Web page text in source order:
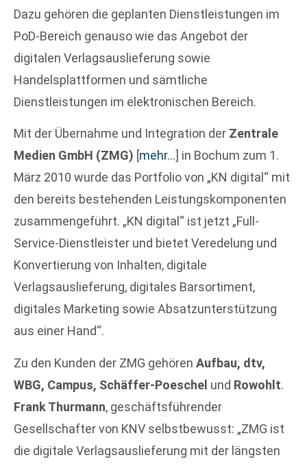
Dazu gehören die geplanten Dienstleistungen im
PoD-Bereich genauso wie das Angebot der
digitalen Verlagsauslieferung sowie
Handelsplattformen und sämtliche
Dienstleistungen im elektronischen Bereich.
Mit der Übernahme und Integration der Zentrale
Medien GmbH (ZMG) [mehr…] in Bochum zum 1.
März 2010 wurde das Portfolio von „KN digital“ mit
den bereits bestehenden Leistungskomponenten
zusammengeführt. „KN digital“ ist jetzt „Full-
Service-Dienstleister und bietet Veredelung und
Konvertierung von Inhalten, digitale
Verlagsauslieferung, digitales Barsortiment,
digitales Marketing sowie Absatzunterstützung
aus einer Hand“.
Zu den Kunden der ZMG gehören Aufbau, dtv,
WBG, Campus, Schäffer-Poeschel und Rowohlt.
Frank Thurmann, geschäftsführender
Gesellschafter von KNV selbstbewusst: „ZMG ist
die digitale Verlagsauslieferung mit der längsten